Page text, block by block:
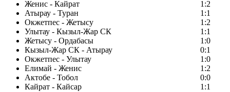
Женис - Кайрат
1:2
Атырау - Туран
1:1
Окжетпес - Жетысу
1:2
Улытау - Кызыл-Жар СК
1:1
Жетысу - Ордабасы
1:0
Кызыл-Жар СК - Атырау
0:1
Окжетпес - Улытау
1:0
Елимай - Женис
1:2
Актобе - Тобол
0:0
Кайрат - Кайсар
1:1